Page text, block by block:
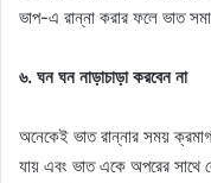
ভাপ-এ রান্না করার ফলে ভাত
৬. ঘন ঘন নাড়াচাড়া করবেন না
অনেকেই ভাত রান্নার সময়
যায় এবং ভাত একে অপরের সাথে